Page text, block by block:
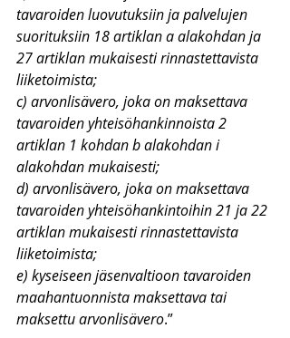
tavaroiden luovutuksiin ja palvelujen
suorituksiin 18 artiklan a alakohdan ja
27 artiklan mukaisesti rinnastettavista
liiketoimista;
c) arvonlisävero, joka on maksettava
tavaroiden yhteisöhankinnoista 2
artiklan 1 kohdan b alakohdan i
alakohdan mukaisesti;
d) arvonlisävero, joka on maksettava
tavaroiden yhteisöhankintoihin 21 ja 22
artiklan mukaisesti rinnastettavista
liiketoimista;
e) kyseiseen jäsenvaltioon tavaroiden
maahantuonnista maksettava tai
maksettu arvonlisävero.”